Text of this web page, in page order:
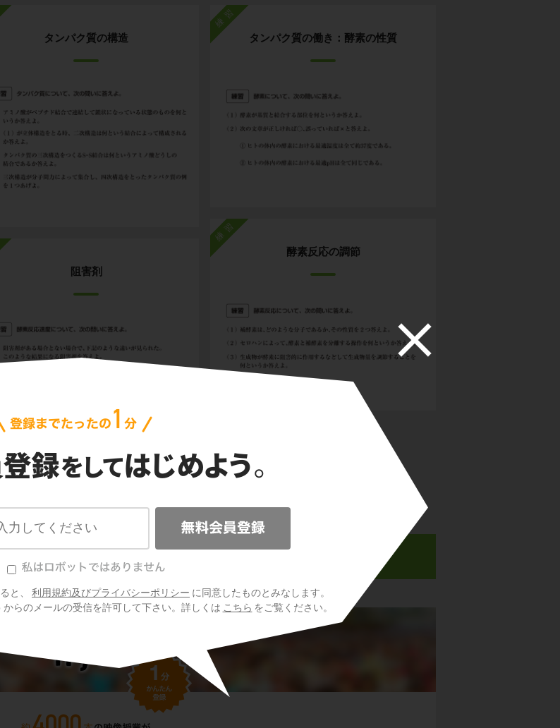
と、 利用規約及びプライバシーポリシー に同意したものとみなします。
らのメールの受信を許可して下さい。詳しくは こちら をご覧ください。
タンパク質の構造
阻害剤
練習
タンパク質の働き：酵素の性質
練習
酵素反応の調節
質の合成と働きの問題をもっと見る